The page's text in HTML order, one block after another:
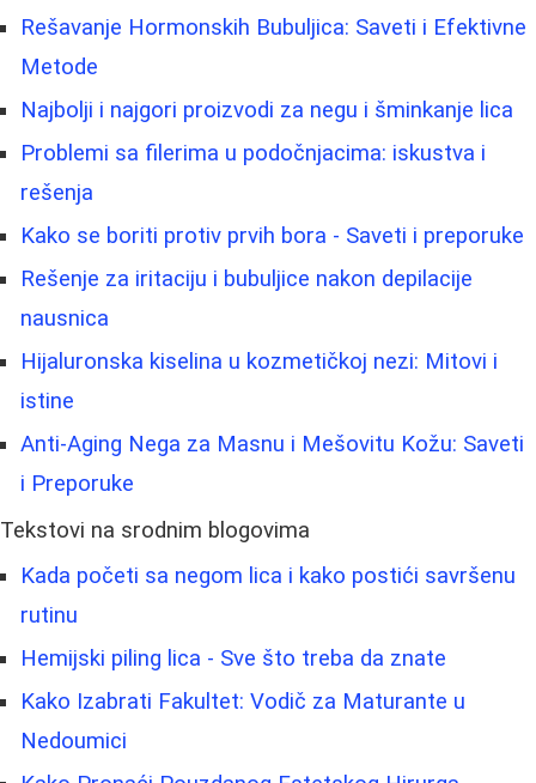
Rešavanje Hormonskih Bubuljica: Saveti i Efektivne
Metode
Najbolji i najgori proizvodi za negu i šminkanje lica
Problemi sa filerima u podočnjacima: iskustva i
rešenja
Kako se boriti protiv prvih bora - Saveti i preporuke
Rešenje za iritaciju i bubuljice nakon depilacije
nausnica
Hijaluronska kiselina u kozmetičkoj nezi: Mitovi i
istine
Anti-Aging Nega za Masnu i Mešovitu Kožu: Saveti
i Preporuke
Tekstovi na srodnim blogovima
Kada početi sa negom lica i kako postići savršenu
rutinu
Hemijski piling lica - Sve što treba da znate
Kako Izabrati Fakultet: Vodič za Maturante u
Nedoumici